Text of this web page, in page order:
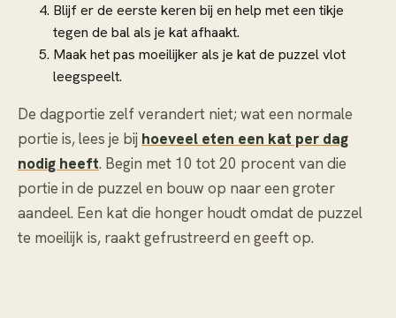
Blijf er de eerste keren bij en help met een tikje
tegen de bal als je kat afhaakt.
Maak het pas moeilijker als je kat de puzzel vlot
leegspeelt.
De dagportie zelf verandert niet; wat een normale
portie is, lees je bij hoeveel eten een kat per dag
nodig heeft. Begin met 10 tot 20 procent van die
portie in de puzzel en bouw op naar een groter
aandeel. Een kat die honger houdt omdat de puzzel
te moeilijk is, raakt gefrustreerd en geeft op.